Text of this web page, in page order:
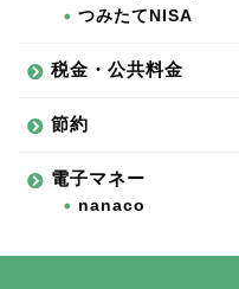
つみたてNISA
税金・公共料金
節約
電子マネー
nanaco